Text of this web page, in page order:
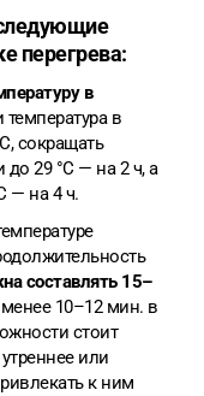
перегрева:
в
температура в
сокращать
29 °C — на 2 ч, а
— на 4 ч.
составлять 15–
10–12 мин. в
стоит
или
к ним